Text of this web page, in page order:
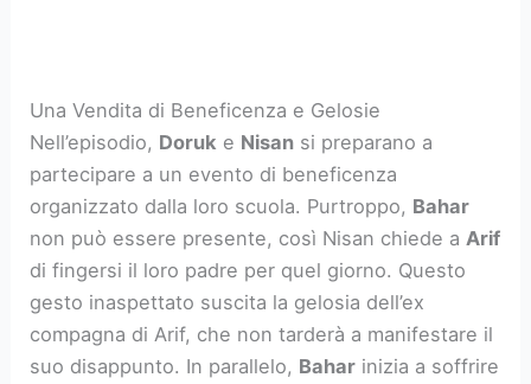
Una Vendita di Beneficenza e Gelosie
Nell’episodio, Doruk e Nisan si preparano a
partecipare a un evento di beneficenza
organizzato dalla loro scuola. Purtroppo, Bahar
non può essere presente, così Nisan chiede a Arif
di fingersi il loro padre per quel giorno. Questo
gesto inaspettato suscita la gelosia dell’ex
compagna di Arif, che non tarderà a manifestare il
suo disappunto. In parallelo, Bahar inizia a soffrire